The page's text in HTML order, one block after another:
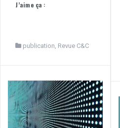
J’aime ça :
publication, Revue C&C